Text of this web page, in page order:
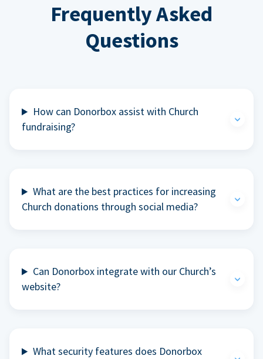
Frequently Asked
Questions
How can Donorbox assist with Church
fundraising?
What are the best practices for increasing
Church donations through social media?
Can Donorbox integrate with our Church’s
website?
What security features does Donorbox